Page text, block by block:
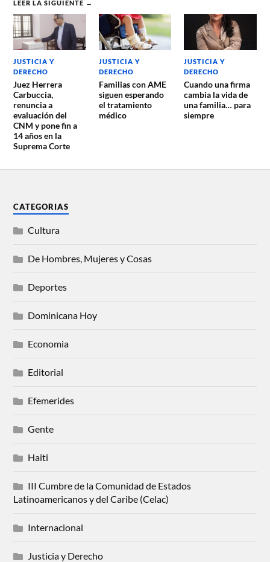
LEER LA SIGUIENTE →
JUSTICIA Y
DERECHO
Juez Herrera
Carbuccia,
renuncia a
evaluación del
CNM y pone fin a
14 años en la
Suprema Corte
JUSTICIA Y
DERECHO
Familias con AME
siguen esperando
el tratamiento
médico
JUSTICIA Y
DERECHO
Cuando una firma
cambia la vida de
una familia… para
siempre
CATEGORIAS
Cultura
De Hombres, Mujeres y Cosas
Deportes
Dominicana Hoy
Economia
Editorial
Efemerides
Gente
Haiti
III Cumbre de la Comunidad de Estados
Latinoamericanos y del Caribe (Celac)
Internacional
Justicia y Derecho